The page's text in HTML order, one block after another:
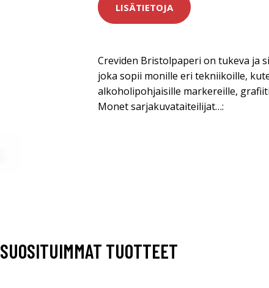
LISÄTIETOJA
Creviden Bristolpaperi on tukeva ja
joka sopii monille eri tekniikoille,
alkoholipohjaisille markereille,
Monet sarjakuvataiteilijat…:
SUOSITUIMMAT TUOTTEET